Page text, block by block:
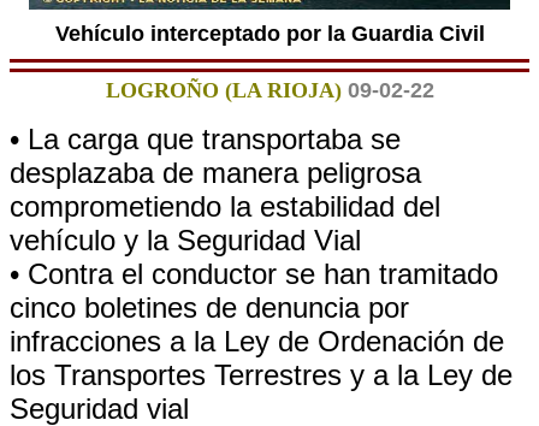
Vehículo interceptado por la Guardia Civil
LOGROÑO (LA RIOJA) 09-02-22
• La carga que transportaba se
desplazaba de manera peligrosa
comprometiendo la estabilidad del
vehículo y la Seguridad Vial
• Contra el conductor se han tramitado
cinco boletines de denuncia por
infracciones a la Ley de Ordenación de
los Transportes Terrestres y a la Ley de
Seguridad vial